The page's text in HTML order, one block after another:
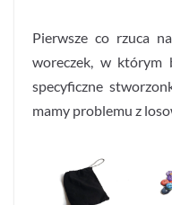
Pierwsze co rzuca
woreczek, w którym
specyficzne
mamy problemu z